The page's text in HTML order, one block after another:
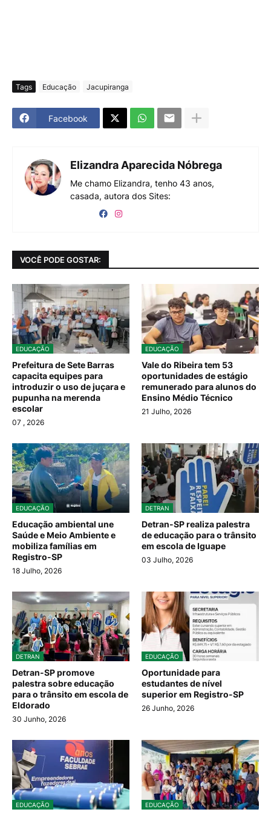
Tags Educação Jacupiranga
Facebook
Elizandra Aparecida Nóbrega
Me chamo Elizandra, tenho 43 anos,
casada, autora dos Sites:
VOCÊ PODE GOSTAR:
EDUCAÇÃO
Prefeitura de Sete Barras
capacita equipes para
introduzir o uso de juçara e
pupunha na merenda
escolar
07 , 2026
EDUCAÇÃO
Vale do Ribeira tem 53
oportunidades de estágio
remunerado para alunos do
Ensino Médio Técnico
21 Julho, 2026
EDUCAÇÃO
Educação ambiental une
Saúde e Meio Ambiente e
mobiliza famílias em
Registro-SP
18 Julho, 2026
DETRAN
Detran-SP realiza palestra
de educação para o trânsito
em escola de Iguape
03 Julho, 2026
DETRAN
Detran-SP promove
palestra sobre educação
para o trânsito em escola de
Eldorado
30 Junho, 2026
EDUCAÇÃO
Oportunidade para
estudantes de nível
superior em Registro-SP
26 Junho, 2026
EDUCAÇÃO EDUCAÇÃO